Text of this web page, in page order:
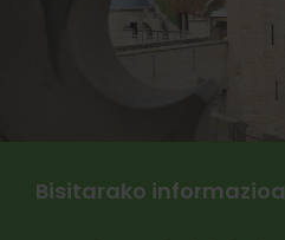
Bisitarako informazioa